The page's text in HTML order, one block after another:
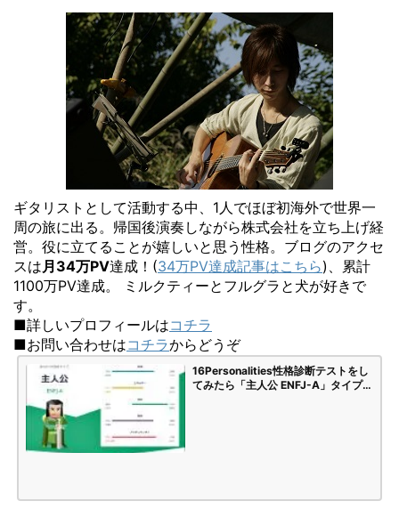
ギタリストとして活動する中、1人でほぼ初海外で世界一
周の旅に出る。帰国後演奏しながら株式会社を立ち上げ経
営。役に立てることが嬉しいと思う性格。ブログのアクセ
スは 月34万PV達成！(34万PV達成記事はこちら)、累計
1100万PV達成。 ミルクティーとフルグラと犬が好きで
す。
■詳しいプロフィールはコチラ
■お問い合わせはコチラからどうぞ
16Personalities性格診断テストをし
てみたら「主人公 ENFJ-A」タイプで